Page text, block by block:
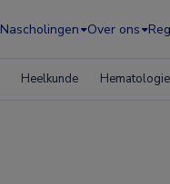
Nascholingen Over ons
Heelkunde Hematologie